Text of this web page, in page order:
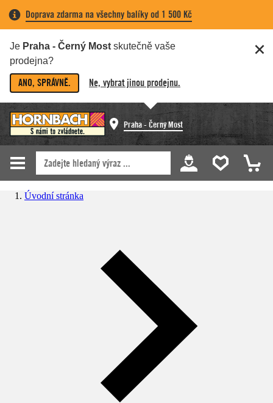
Doprava zdarma na všechny balíky od 1 500 Kč
Je Praha - Černý Most skutečně vaše
prodejna?
ANO, SPRÁVNĚ. Ne, vybrat jinou prodejnu.
Praha - Černý Most
Úvodní stránka